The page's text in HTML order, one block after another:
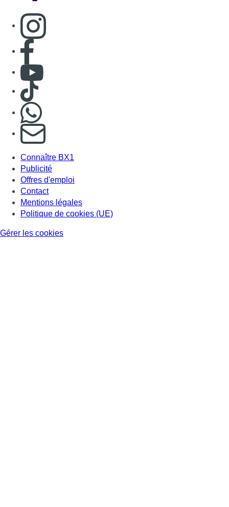
Consulter page Instagram
Consulter page Facebook
Consulter Youtube
Consulter TikTok
S'abonner à notre newsletter
Connaître BX1
Publicité
Offres d'emploi
Contact
Mentions légales
Politique de cookies (UE)
Gérer les cookies